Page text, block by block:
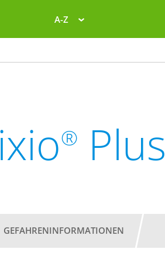
A-Z
® Plus
GEFAHRENINFORMATIONEN